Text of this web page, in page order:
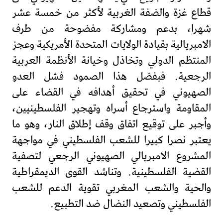
قطاع غزة والضفة الغربية لأكثر من خمسة عشر
شهرا، بدعم ومشاركة مفضوحة من طرف
الامبريالية بقيادة الولايات المتحدة الأمريكية وعجز
المنتظم الدولي وتخاذل وخيانة الأنظمة العربية
الرجعية. فبفضل هذا الصمود فشل العدو
الصهيوني في تحقيق أهدافه في القضاء على
المقاومة واسترجاع أسراه وتهجير الفلسطينيين،
وأجبر على توقيع اتفاق وقف إطلاق النار، وهو ما
يعتبر نصرا كبيرا للشعب الفلسطيني في مواجهة
المشروع الامبريالي الصهيوني الرجعي لتصفية
القضية الفلسطينية. وتناشد القوى الديمقراطية
والحية والشعب المغربي تقوية الدعم للشعب
الفلسطيني وتصعيد النضال ضد التطبيع.